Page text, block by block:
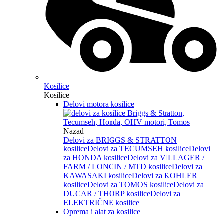
Kosilice
Kosilice
Delovi motora kosilice
Nazad
Delovi za BRIGGS & STRATTON
kosiliceDelovi za TECUMSEH kosiliceDelovi
za HONDA kosiliceDelovi za VILLAGER /
FARM / LONCIN / MTD kosiliceDelovi za
KAWASAKI kosiliceDelovi za KOHLER
kosiliceDelovi za TOMOS kosiliceDelovi za
DUCAR / THORP kosiliceDelovi za
ELEKTRIČNE kosilice
Oprema i alat za kosilice